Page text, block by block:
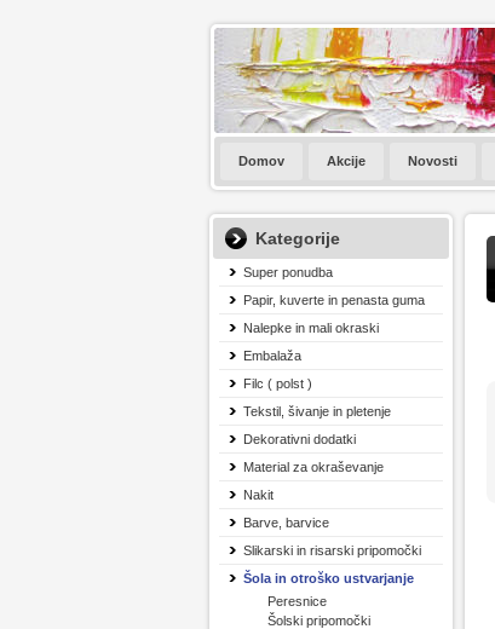
Domov Akcije Novosti
Kategorije
Super ponudba
Papir, kuverte in penasta guma
Nalepke in mali okraski
Embalaža
Filc ( polst )
Tekstil, šivanje in pletenje
Dekorativni dodatki
Material za okraševanje
Nakit
Barve, barvice
Slikarski in risarski pripomočki
Šola in otroško ustvarjanje
Peresnice
Šolski pripomočki